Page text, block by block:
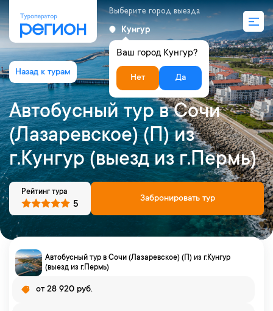
Выберите город выезда
Кунгур
Ваш город Кунгур?
Нет Да
Автобусный тур в Сочи
(Лазаревское) (П) из
г.Кунгур (выезд из г.Пермь)
Забронировать тур
Рейтинг тура
5
Автобусный тур в Сочи (Лазаревское) (П) из г.Кунгур
(выезд из г.Пермь)
от 28 920 руб.